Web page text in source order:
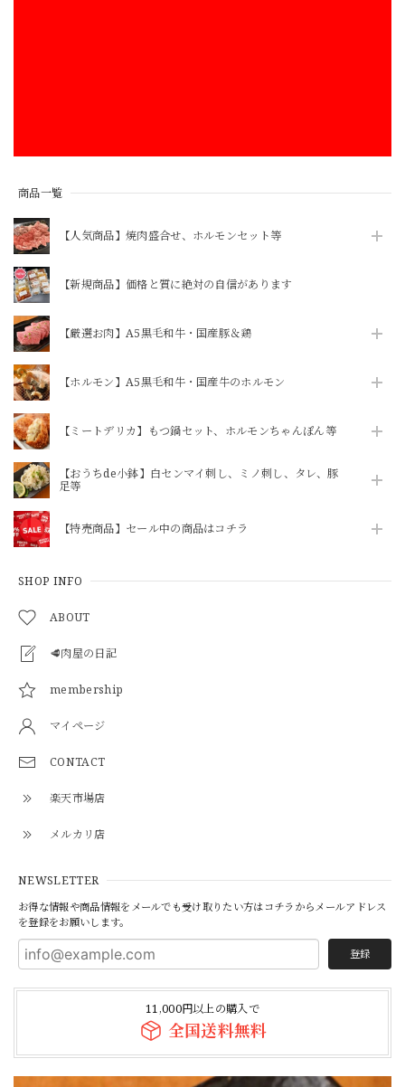
商品一覧
【人気商品】焼肉盛合せ、ホルモンセット等
【新規商品】価格と質に絶対の自信があります
【厳選お肉】A5黒毛和牛・国産豚＆鶏
【ホルモン】A5黒毛和牛・国産牛のホルモン
【ミートデリカ】もつ鍋セット、ホルモンちゃんぽん等
【おうちde小鉢】白センマイ刺し、ミノ刺し、タレ、豚
足等
【特売商品】セール中の商品はコチラ
SHOP INFO
ABOUT
🥩肉屋の日記
membership
マイページ
CONTACT
楽天市場店
メルカリ店
NEWSLETTER
お得な情報や商品情報をメールでも受け取りたい方はコチラからメールアドレス
を登録をお願いします。
登録
11,000円以上の購入で
全国送料無料